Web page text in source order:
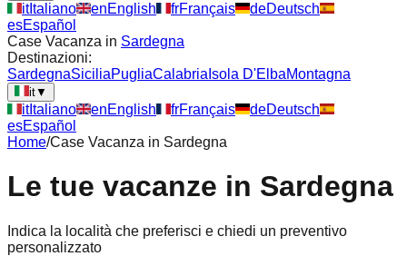
itItaliano enEnglish frFrançais deDeutsch
esEspañol
Case Vacanza in Sardegna
Destinazioni:
SardegnaSiciliaPugliaCalabria Isola D'ElbaMontagna
it▼
itItaliano enEnglish frFrançais deDeutsch
esEspañol
Home/Case Vacanza in Sardegna
Le tue vacanze in Sardegna
Indica la località che preferisci e chiedi un preventivo
personalizzato